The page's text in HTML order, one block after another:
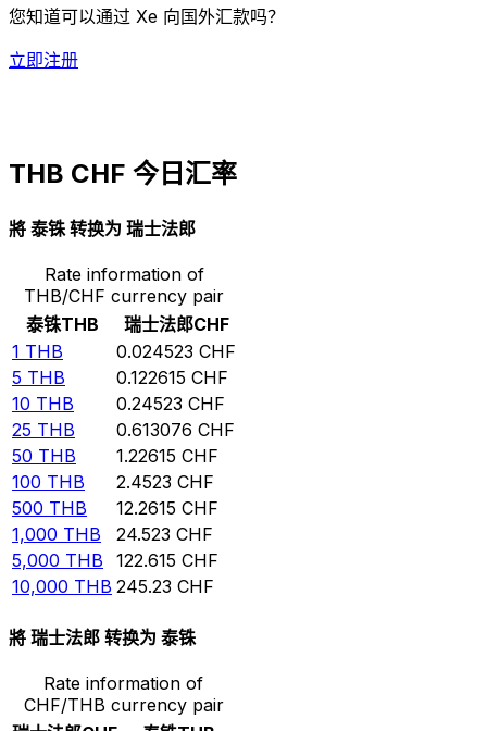
您知道可以通过 Xe 向国外汇款吗？
立即注册
THB CHF 今日汇率
將 泰铢 转换为 瑞士法郎
Rate information of
THB/CHF currency pair
泰铢THB 瑞士法郎CHF
1 THB 0.024523 CHF
5 THB 0.122615 CHF
10 THB 0.24523 CHF
25 THB 0.613076 CHF
50 THB 1.22615 CHF
100 THB 2.4523 CHF
500 THB 12.2615 CHF
1,000 THB 24.523 CHF
5,000 THB 122.615 CHF
10,000 THB 245.23 CHF
將 瑞士法郎 转换为 泰铢
Rate information of
CHF/THB currency pair